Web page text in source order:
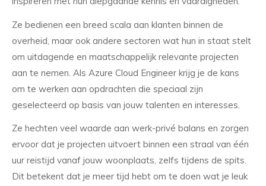
Ze bedienen een breed scala aan klanten binnen de
overheid, maar ook andere sectoren wat hun in staat stelt
om uitdagende en maatschappelijk relevante projecten
aan te nemen. Als Azure Cloud Engineer krijg je de kans
om te werken aan opdrachten die speciaal zijn
geselecteerd op basis van jouw talenten en interesses.
Ze hechten veel waarde aan werk-privé balans en zorgen
ervoor dat je projecten uitvoert binnen een straal van één
uur reistijd vanaf jouw woonplaats, zelfs tijdens de spits.
Dit betekent dat je meer tijd hebt om te doen wat je leuk